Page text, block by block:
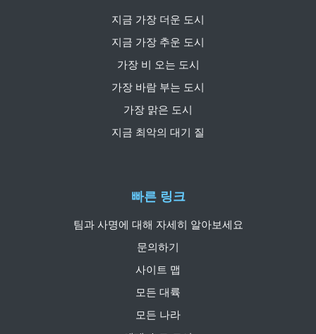
빠른 링크
팀과 사명에 대해 자세히 알아보세요
문의하기
사이트 맵
모든 대륙
모든 나라
지금 가장 더운 도시
지금 가장 추운 도시
가장 비 오는 도시
가장 바람 부는 도시
가장 맑은 도시
지금 최악의 대기 질